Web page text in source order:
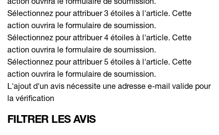
Sélectionnez pour attribuer 3 étoiles à l'article. Cette
action ouvrira le formulaire de soumission.
Sélectionnez pour attribuer 4 étoiles à l'article. Cette
action ouvrira le formulaire de soumission.
Sélectionnez pour attribuer 5 étoiles à l'article. Cette
action ouvrira le formulaire de soumission.
L'ajout d'un avis nécessite une adresse e-mail valide pour
la vérification
FILTRER LES AVIS